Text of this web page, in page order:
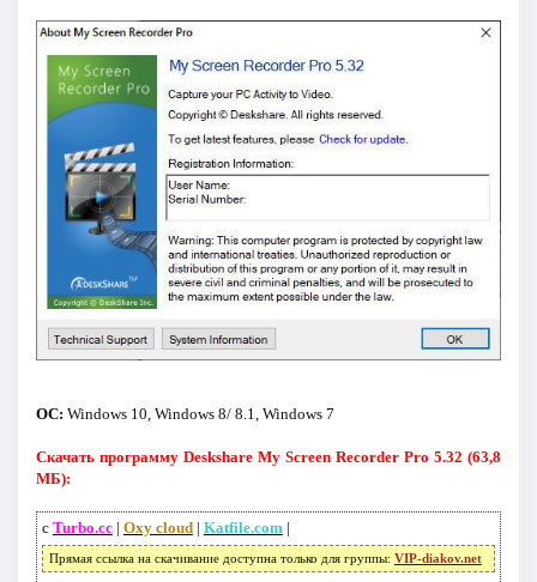
ОС: Windows 10, Windows 8/ 8.1, Windows 7
Скачать программу Deskshare My Screen Recorder Pro 5.32 (63,8
МБ):
с Turbo.cc| Oxy cloud| Katfile.com |
Прямая ссылка на скачивание доступна только для группы: VIP-diakov.net